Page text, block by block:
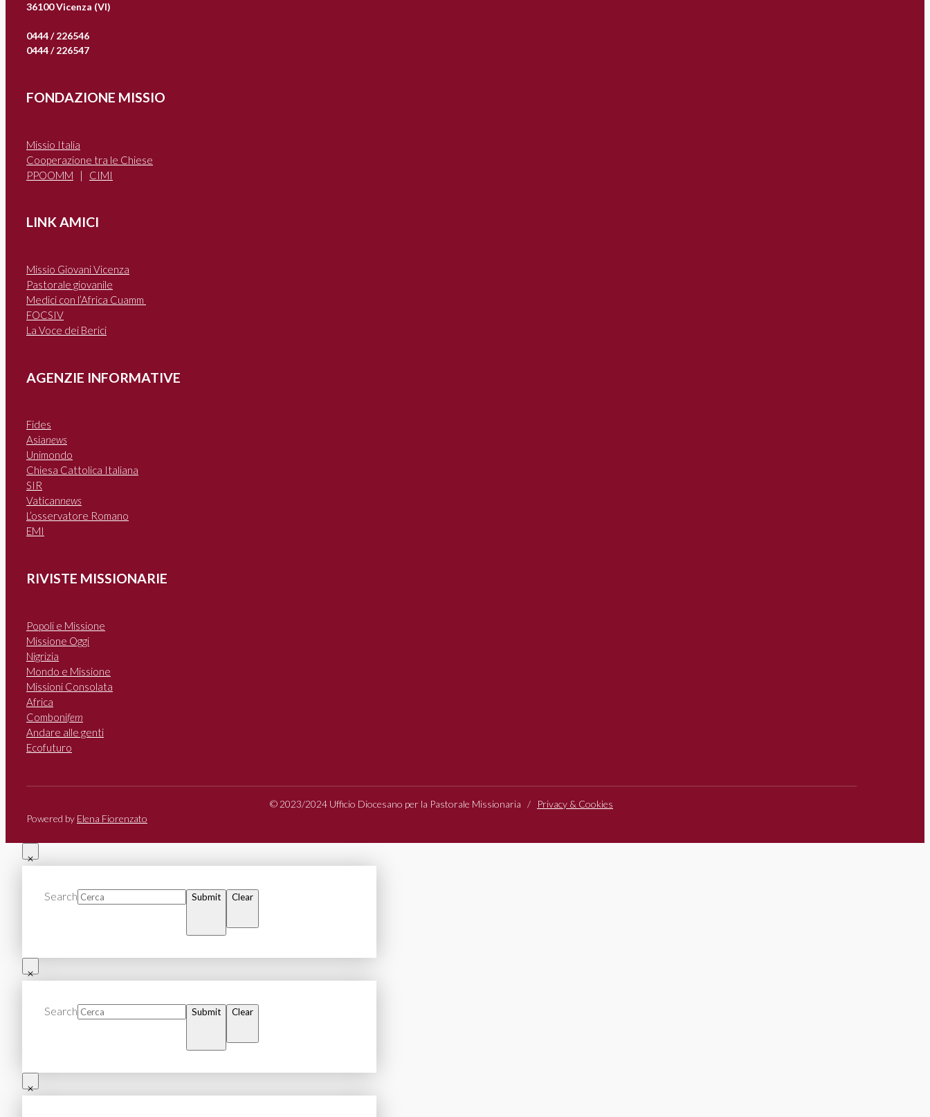
36100 Vicenza (VI)
0444 / 226546
0444 / 226547
FONDAZIONE MISSIO
Missio Italia
Cooperazione tra le Chiese
PPOOMM | CIMI
LINK AMICI
Missio Giovani Vicenza
Pastorale giovanile
Medici con l’Africa Cuamm
FOCSIV
La Voce dei Berici
AGENZIE INFORMATIVE
Fides
Asianews
Unimondo
Chiesa Cattolica Italiana
SIR
Vaticannews
L’osservatore Romano
EMI
RIVISTE MISSIONARIE
Popoli e Missione
Missione Oggi
Nigrizia
Mondo e Missione
Missioni Consolata
Africa
Combonifem
Andare alle genti
Ecofuturo
© 2023/2024 Ufficio Diocesano per la Pastorale Missionaria /
Privacy & Cookies
Powered by Elena Fiorenzato
Search Submit Clear
Search Submit Clear